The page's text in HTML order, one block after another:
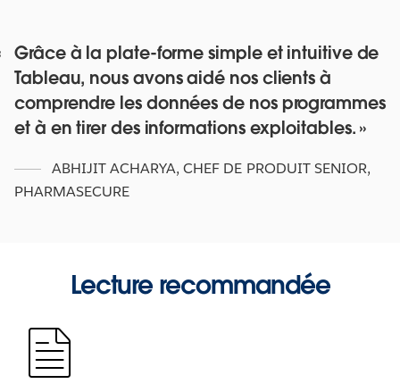
Grâce à la plate-forme simple et intuitive de
Tableau, nous avons aidé nos clients à
comprendre les données de nos programmes
et à en tirer des informations exploitables.
ABHIJIT ACHARYA, CHEF DE PRODUIT SENIOR,
PHARMASECURE
Lecture recommandée